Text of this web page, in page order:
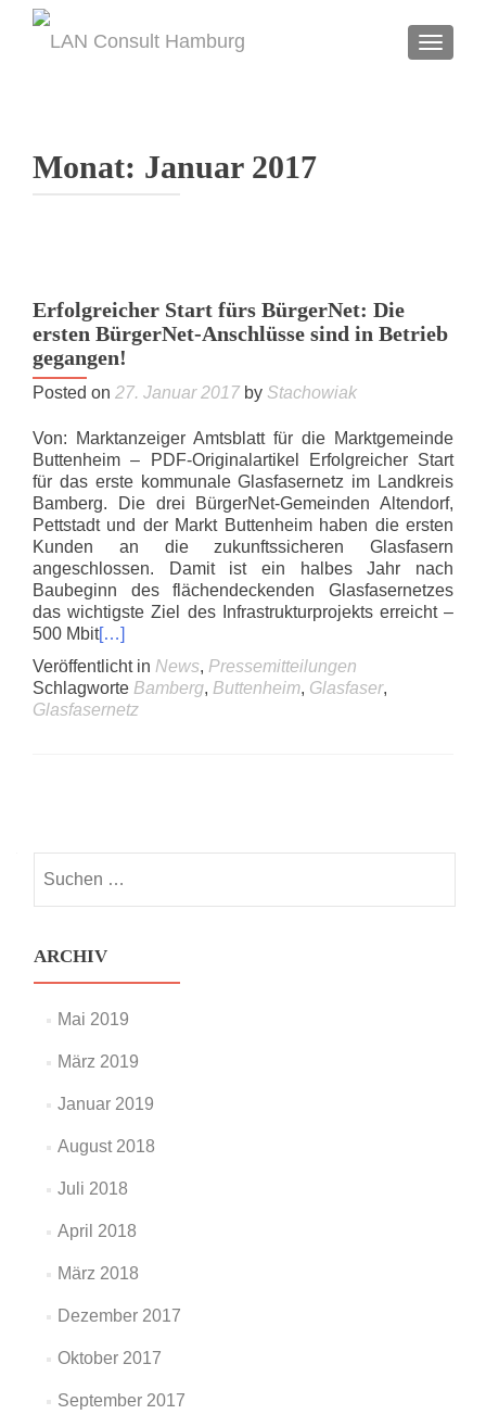
Monat: Januar 2017
Erfolgreicher Start fürs BürgerNet: Die
ersten BürgerNet-Anschlüsse sind in Betrieb
gegangen!
Posted on 27. Januar 2017 by Stachowiak
Von: Marktanzeiger Amtsblatt für die Marktgemeinde
Buttenheim – PDF-Originalartikel Erfolgreicher Start
für das erste kommunale Glasfasernetz im Landkreis
Bamberg. Die drei BürgerNet-Gemeinden Altendorf,
Pettstadt und der Markt Buttenheim haben die ersten
Kunden an die zukunftssicheren Glasfasern
angeschlossen. Damit ist ein halbes Jahr nach
Baubeginn des flächendeckenden Glasfasernetzes
das wichtigste Ziel des Infrastrukturprojekts erreicht –
500 Mbit[…]
Veröffentlicht in News, Pressemitteilungen
Schlagworte Bamberg, Buttenheim, Glasfaser,
Glasfasernetz
navigation
nach:
ARCHIV
Mai 2019
März 2019
Januar 2019
August 2018
Juli 2018
April 2018
März 2018
Dezember 2017
Oktober 2017
September 2017